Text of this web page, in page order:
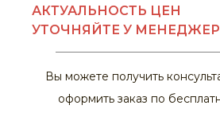
ПЛИТА ДОРОЖНАЯ
ЦОКОЛЬНЫЕ ПАНЕЛИ
АКТУАЛЬНОСТЬ ЦЕН
УТОЧНЯЙТЕ У
Вы можете получить
оформить заказ по